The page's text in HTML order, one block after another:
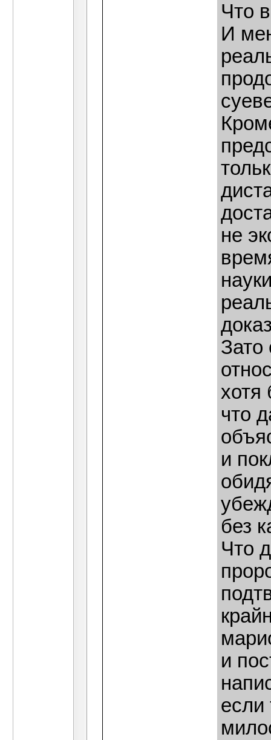
Что
И
не
Зато
хотя
что
и
без
Что
и
если